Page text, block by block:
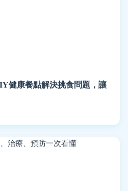
健康餐點解決挑食問題，讓